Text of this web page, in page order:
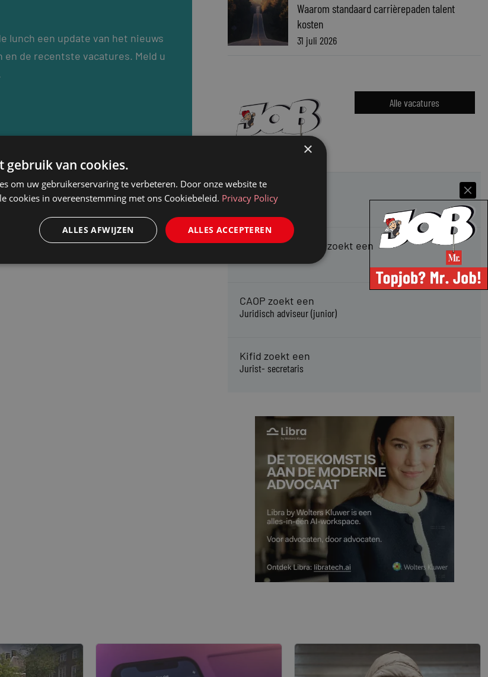
lunch een update van het nieuws
en de recentste vacatures. Meld u
Waarom standaard carrièrepaden talent
kosten
31 juli 2026
Alle vacatures
HMP zoekt een
Jurist Arbeidsrecht
Gemeente Meppel zoekt een
CAOP zoekt een
Juridisch adviseur (junior)
Kifid zoekt een
Jurist- secretaris
×
gebruik van cookies.
om uw gebruikerservaring te verbeteren. Door onze website te
cookies in overeenstemming met ons Cookiebeleid. Privacy Policy
ALLES ACCEPTEREN
ALLES AFWIJZEN